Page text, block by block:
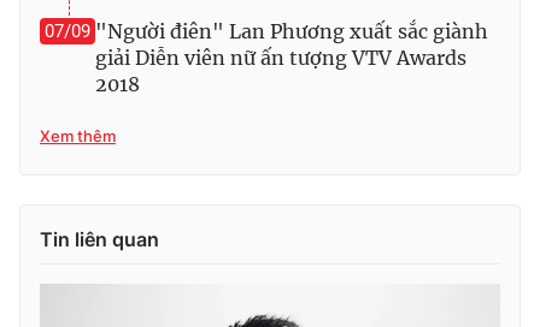
thuận bằng văn bản. Ghi rõ nguồn VTV.vn khi phát hành lại
thông tin từ website này.
07/09 "Người điên" Lan Phương xuất sắc giành
giải Diễn viên nữ ấn tượng VTV Awards
2018
Xem thêm
Tin liên quan